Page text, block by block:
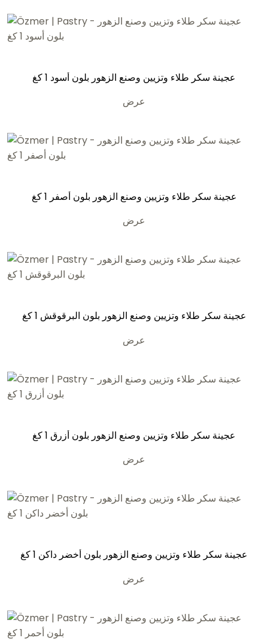
عجينة سكر طلاء وتزيين وصنع الزهور بلون أسود 1 كغ
عرض
عجينة سكر طلاء وتزيين وصنع الزهور بلون أصفر 1 كغ
عرض
عجينة سكر طلاء وتزيين وصنع الزهور بلون البرقوقش 1 كغ
عرض
عجينة سكر طلاء وتزيين وصنع الزهور بلون أزرق 1 كغ
عرض
عجينة سكر طلاء وتزيين وصنع الزهور بلون أخضر داكن 1 كغ
عرض